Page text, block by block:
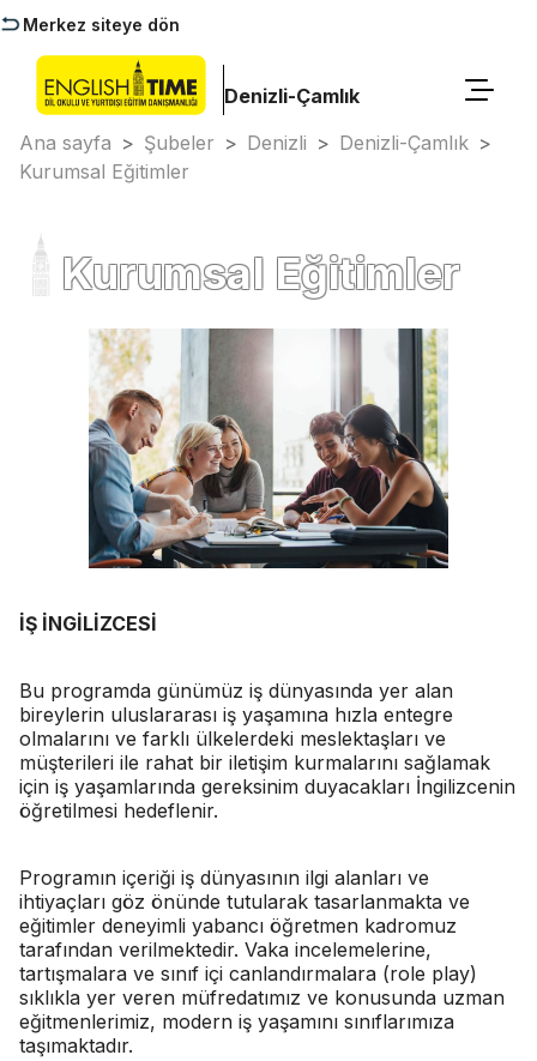
Merkez siteye dön
Denizli-Çamlık
Ana sayfa > Şubeler > Denizli > Denizli-Çamlık >
Kurumsal Eğitimler
Kurumsal Eğitimler
İŞ İNGİLİZCESİ
Bu programda günümüz iş dünyasında yer alan
bireylerin uluslararası iş yaşamına hızla entegre
olmalarını ve farklı ülkelerdeki meslektaşları ve
müşterileri ile rahat bir iletişim kurmalarını sağlamak
için iş yaşamlarında gereksinim duyacakları İngilizcenin
öğretilmesi hedeflenir.
Programın içeriği iş dünyasının ilgi alanları ve
ihtiyaçları göz önünde tutularak tasarlanmakta ve
eğitimler deneyimli yabancı öğretmen kadromuz
tarafından verilmektedir. Vaka incelemelerine,
tartışmalara ve sınıf içi canlandırmalara (role play)
sıklıkla yer veren müfredatımız ve konusunda uzman
eğitmenlerimiz, modern iş yaşamını sınıflarımıza
taşımaktadır.